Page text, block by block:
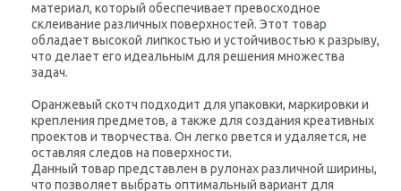
материал, который обеспечивает превосходное
склеивание различных поверхностей. Этот товар
обладает высокой липкостью и устойчивостью к разрыву,
что делает его идеальным для решения множества
задач.
Оранжевый скотч подходит для упаковки, маркировки и
крепления предметов, а также для создания креативных
проектов и творчества. Он легко рвется и удаляется, не
оставляя следов на поверхности.
Данный товар представлен в рулонах различной ширины,
что позволяет выбрать оптимальный вариант для